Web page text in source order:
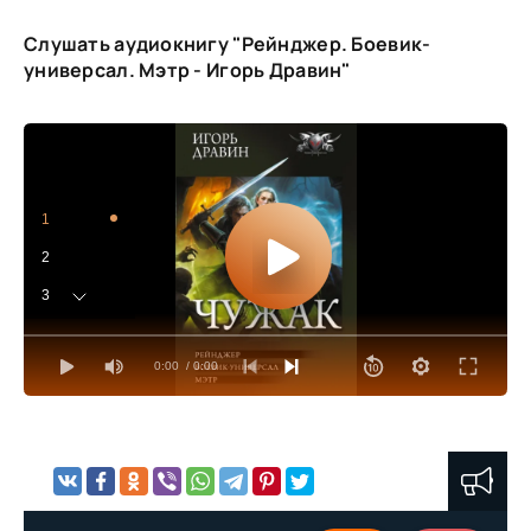
Слушать аудиокнигу "Рейнджер. Боевик-
универсал. Мэтр - Игорь Дравин"
0:00 / 0:00
1
2
3
4